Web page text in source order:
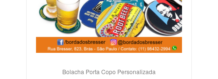
Bolacha Porta Copo Personalizada